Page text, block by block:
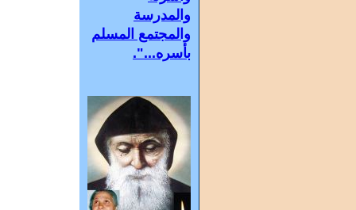
والمدرسة
والمجتمع المسلم
بأسره...".